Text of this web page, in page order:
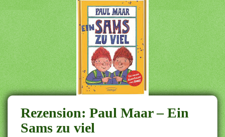
n
c
o
n
t
e
n
t
Rezension: Paul Maar – Ein
Sams zu viel